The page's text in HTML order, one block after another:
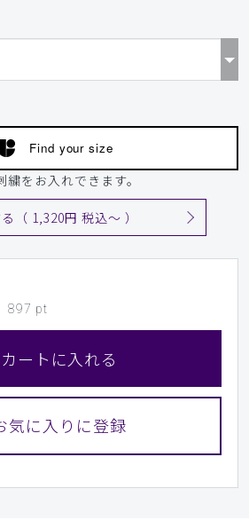
Find your size
をお入れできます。
（ 1,320円 税込〜 ）
897 pt
カートに入れる